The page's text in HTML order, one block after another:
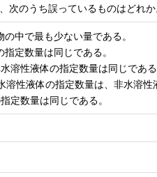
のうち誤っているものはどれか
中で最も少ない量である。
定数量は同じである。
溶性液体の指定数量は同じである
性液体の指定数量は、非水溶性
定数量は同じである。